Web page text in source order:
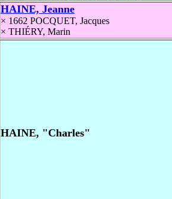
HAINE, Jeanne
× 1662 POCQUET, Jacques
× THIÉRY, Marin
HAINE, "Charles"